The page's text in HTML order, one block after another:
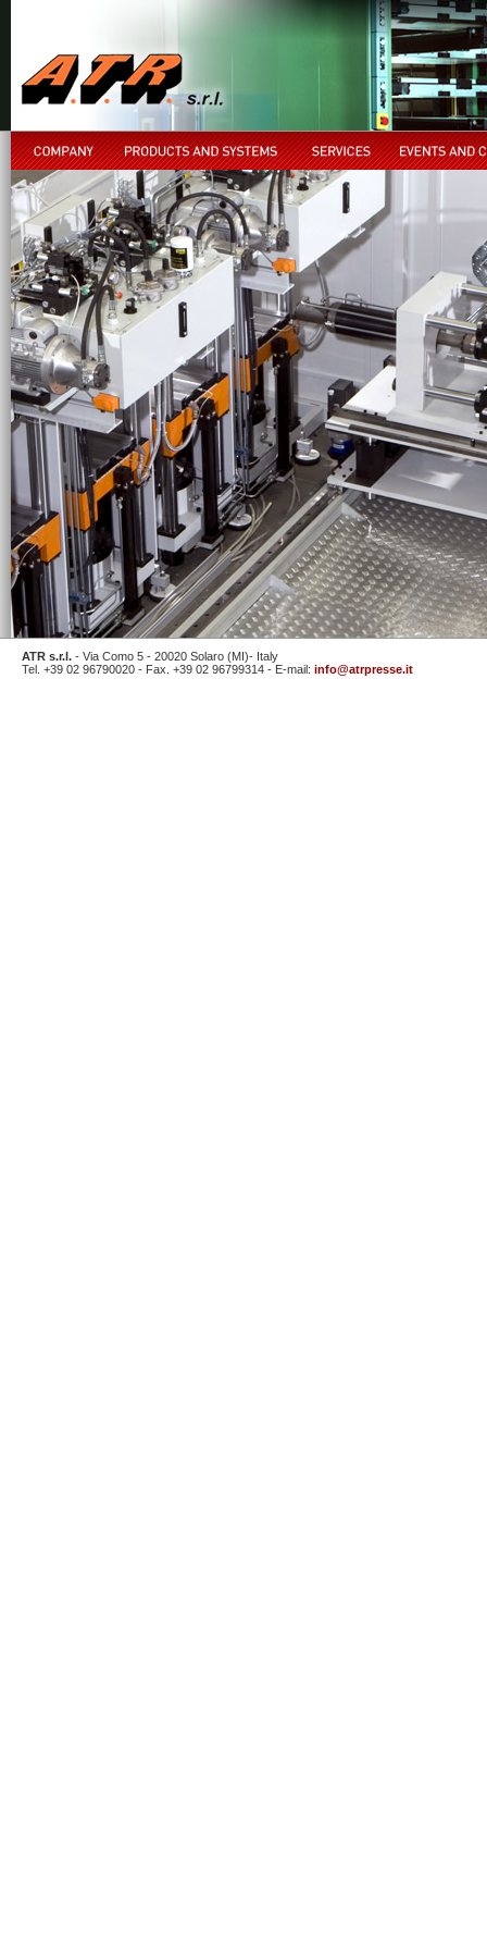
ATR s.r.l. - Via Como 5 - 20020 Solaro (MI)- Italy
Tel. +39 02 96790020 - Fax. +39 02 96799314 - E-mail: info@atrpresse.it